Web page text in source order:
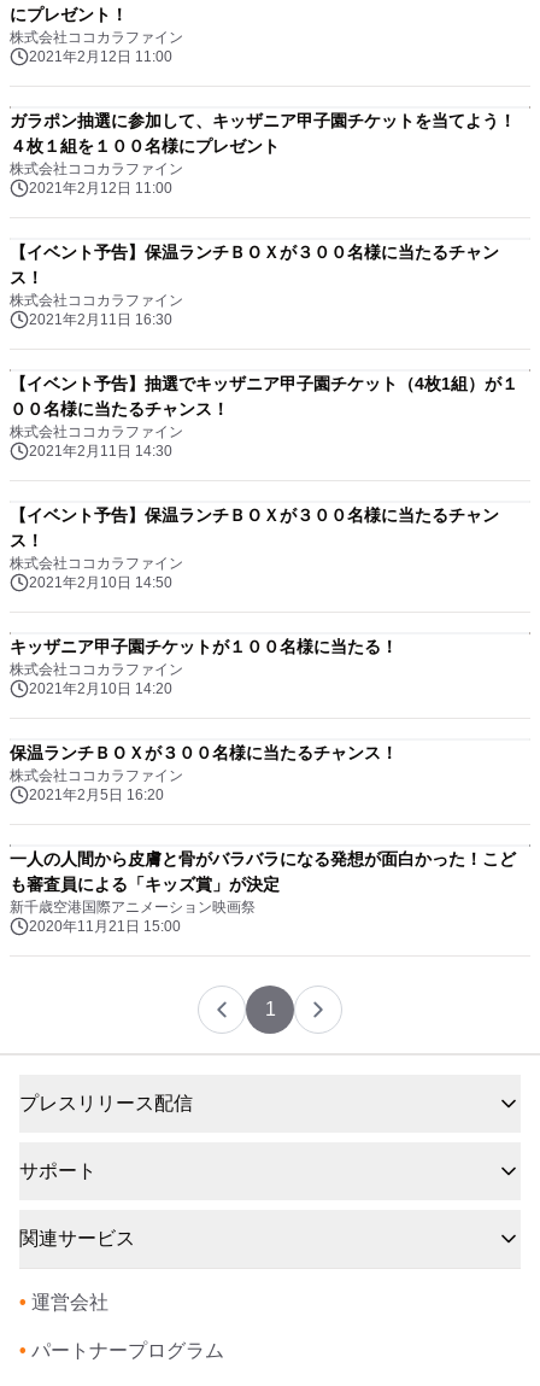
にプレゼント！
株式会社ココカラファイン
2021年2月12日 11:00
ガラポン抽選に参加して、キッザニア甲子園チケットを当てよう！
４枚１組を１００名様にプレゼント
株式会社ココカラファイン
2021年2月12日 11:00
【イベント予告】保温ランチＢＯＸが３００名様に当たるチャン
ス！
株式会社ココカラファイン
2021年2月11日 16:30
【イベント予告】抽選でキッザニア甲子園チケット（4枚1組）が１
００名様に当たるチャンス！
株式会社ココカラファイン
2021年2月11日 14:30
【イベント予告】保温ランチＢＯＸが３００名様に当たるチャン
ス！
株式会社ココカラファイン
2021年2月10日 14:50
キッザニア甲子園チケットが１００名様に当たる！
株式会社ココカラファイン
2021年2月10日 14:20
保温ランチＢＯＸが３００名様に当たるチャンス！
株式会社ココカラファイン
2021年2月5日 16:20
一人の人間から皮膚と骨がバラバラになる発想が面白かった！こど
も審査員による「キッズ賞」が決定
新千歳空港国際アニメーション映画祭
2020年11月21日 15:00
1
プレスリリース配信
サポート
関連サービス
• 運営会社
• パートナープログラム